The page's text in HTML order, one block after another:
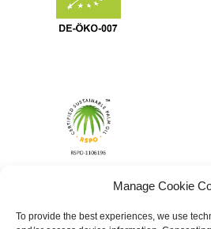
Manage Cookie
To provide the best experiences, we use